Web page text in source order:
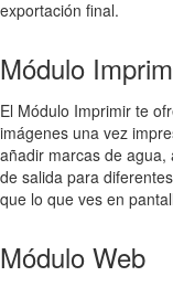
exportación final.
Módulo
El Módulo Imprimir te
imágenes una vez
añadir marcas de
de salida para
que lo que ves en
Módulo Web